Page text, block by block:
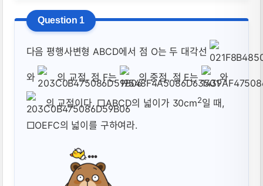
다음 평행사변형 ABCD에서 점 O는 두 대각선
와 의 교점, 점 F는 의 중점, 점 E는 와
의 교점이다. □ABCD의 넓이가 30cm2일 때,
□OEFC의 넓이를 구하여라.